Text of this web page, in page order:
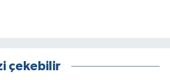
çekebilir